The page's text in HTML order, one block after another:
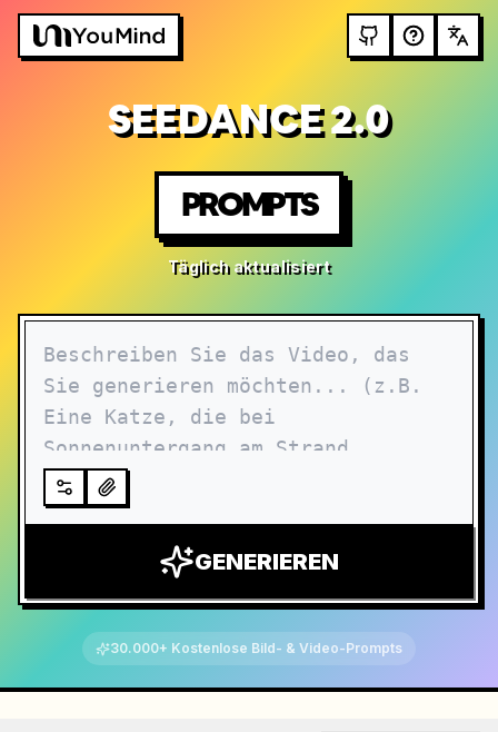
SEEDANCE 2.0
PROMPTS
Täglich aktualisiert
GENERIEREN
30.000+ Kostenlose Bild- & Video-Prompts